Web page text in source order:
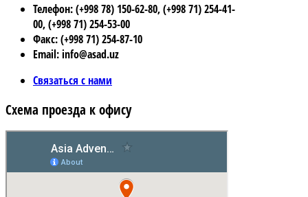
Телефон: (+998 78) 150-62-80, (+998 71) 254-41-
00, (+998 71) 254-53-00
Факс: (+998 71) 254-87-10
Email: info@asad.uz
Связаться с нами
Схема проезда к офису